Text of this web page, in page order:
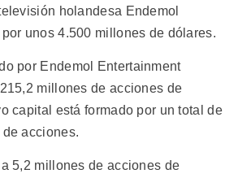
holandesa Endemol
unos 4.500 millones de dólares.
por Endemol Entertainment
millones de acciones de
capital está formado por un total de
acciones.
5,2 millones de acciones de